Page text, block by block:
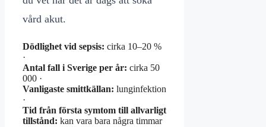
vård akut.
Dödlighet vid sepsis: cirka 10–20 %
·
Antal fall i Sverige per år: cirka 50
000 ·
Vanligaste smittkällan: lunginfektion
·
Tid från första symtom till allvarligt
tillstånd: kan vara bara några timmar